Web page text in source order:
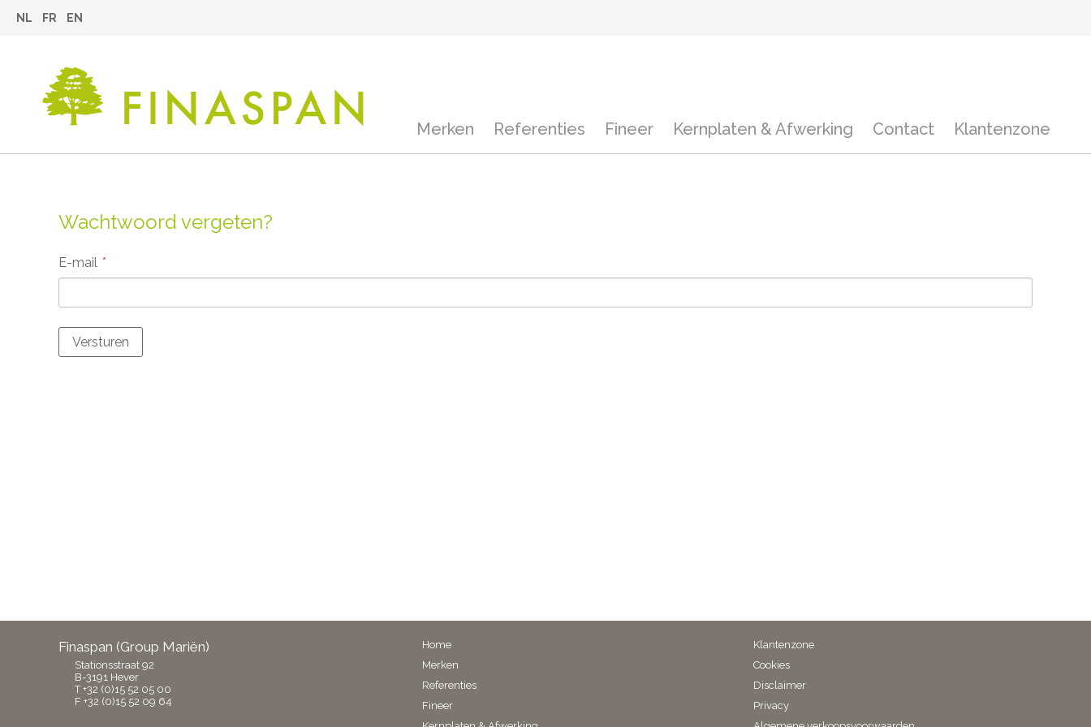
NL FR EN
Merken Referenties Fineer Kernplaten & Afwerking Contact Klantenzone
Wachtwoord vergeten?
E-mail
Versturen
Finaspan (Group Mariën)
Stationsstraat 92
B-3191 Hever
T +32 (0)15 52 05 00
F +32 (0)15 52 09 64
Home
Merken
Referenties
Fineer
Klantenzone
Cookies
Disclaimer
Privacy